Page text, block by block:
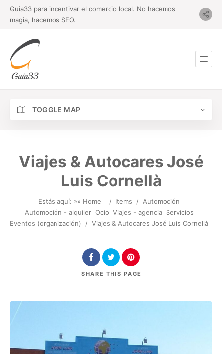
Guia33 para incentivar el comercio local. No hacemos
magia, hacemos SEO.
TOGGLE MAP
Viajes & Autocares José
Luis Cornellà
Estás aquí: »» Home / Items / Automoción
Automoción - alquiler Ocio Viajes - agencia Servicios
Eventos (organización)
/ Viajes & Autocares José Luis Cornellà
SHARE THIS PAGE